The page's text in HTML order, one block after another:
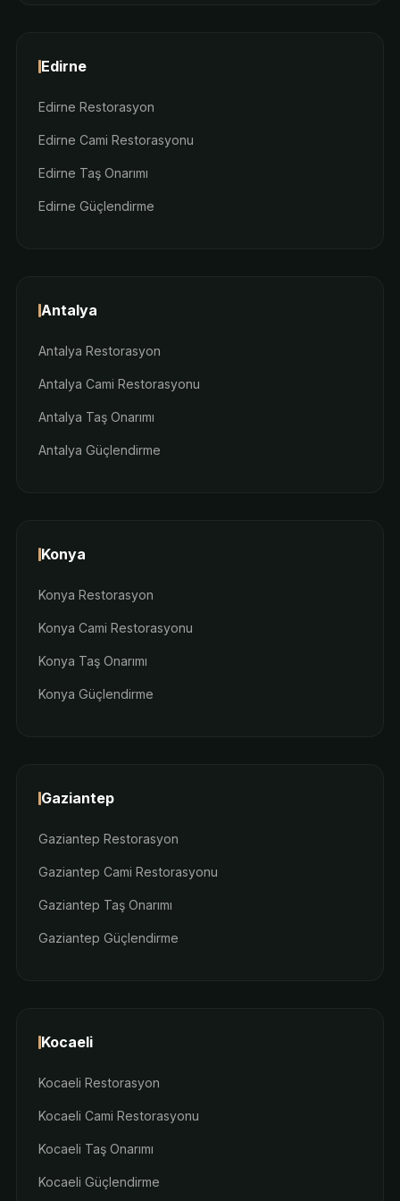
Edirne
Edirne Restorasyon
Edirne Cami Restorasyonu
Edirne Taş Onarımı
Edirne Güçlendirme
Antalya
Antalya Restorasyon
Antalya Cami Restorasyonu
Antalya Taş Onarımı
Antalya Güçlendirme
Konya
Konya Restorasyon
Konya Cami Restorasyonu
Konya Taş Onarımı
Konya Güçlendirme
Gaziantep
Gaziantep Restorasyon
Gaziantep Cami Restorasyonu
Gaziantep Taş Onarımı
Gaziantep Güçlendirme
Kocaeli
Kocaeli Restorasyon
Kocaeli Cami Restorasyonu
Kocaeli Taş Onarımı
Kocaeli Güçlendirme